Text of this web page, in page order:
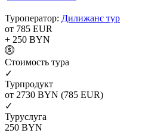
Туроператор: Дилижанс тур
от 785 EUR
+ 250 BYN
Cтоимость тура
✓
Турпродукт
от 2730 BYN (785 EUR)
✓
Туруслуга
250 BYN